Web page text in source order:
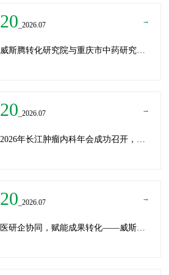
20 _2026.07 →
威斯腾转化研究院与重庆市中药研究院深化战略合作，共筑中医药产学研创新生态
20 _2026.07 →
20 _2026.07 →